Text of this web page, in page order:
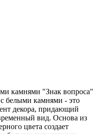
камнями "Знак вопроса"
белыми камнями - это
декора, придающий
вид. Основа из
цвета создает